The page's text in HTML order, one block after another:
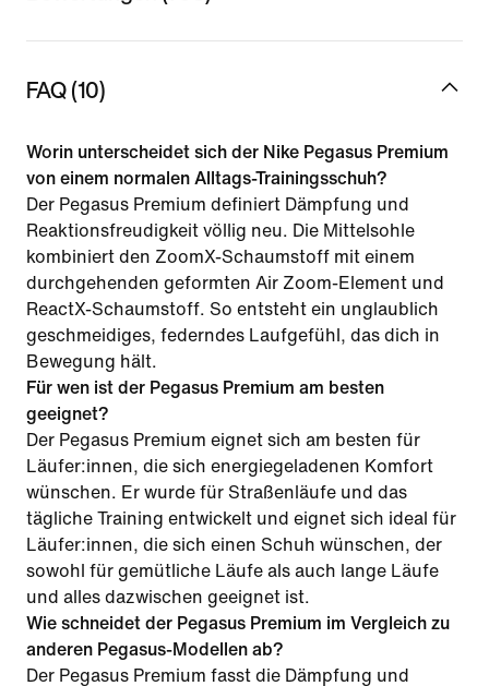
FAQ (10)
Worin unterscheidet sich der Nike Pegasus Premium
von einem normalen Alltags-Trainingsschuh?
Der Pegasus Premium definiert Dämpfung und
Reaktionsfreudigkeit völlig neu. Die Mittelsohle
kombiniert den ZoomX-Schaumstoff mit einem
durchgehenden geformten Air Zoom-Element und
ReactX-Schaumstoff. So entsteht ein unglaublich
geschmeidiges, federndes Laufgefühl, das dich in
Bewegung hält.
Für wen ist der Pegasus Premium am besten
geeignet?
Der Pegasus Premium eignet sich am besten für
Läufer:innen, die sich energiegeladenen Komfort
wünschen. Er wurde für Straßenläufe und das
tägliche Training entwickelt und eignet sich ideal für
Läufer:innen, die sich einen Schuh wünschen, der
sowohl für gemütliche Läufe als auch lange Läufe
und alles dazwischen geeignet ist.
Wie schneidet der Pegasus Premium im Vergleich zu
anderen Pegasus-Modellen ab?
Der Pegasus Premium fasst die Dämpfung und